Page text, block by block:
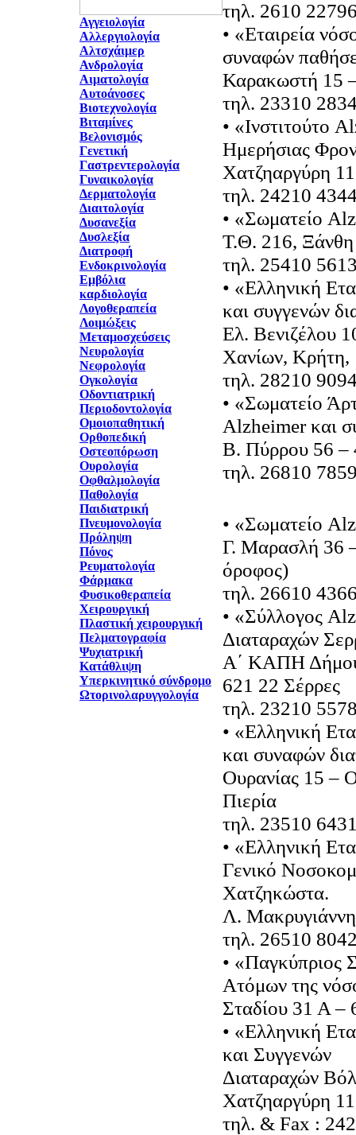
Αγγειολογία
Αλλεργιολογία
Αλτσχάιμερ
Ανδρολογία
Αιματολογία
Αυτοάνοσες
Βιοτεχνολογία
Βιταμίνες
Βελονισμός
Γενετική
Γαστρεντερολογία
Γυναικολογία
Δερματολογία
Διαιτολογία
Δυσανεξία
Δυσλεξία
Διατροφή
Ενδοκρινολογία
Εμβόλια
καρδιολογία
Λογοθεραπεία
Λοιμώξεις
Μεταμοσχεύσεις
Νευρολογία
Νεφρολογία
Ογκολογία
Οδοντιατρική
Περιοδοντολογία
Ομοιοπαθητική
Ορθοπεδική
Οστεοπόρωση
Ουρολογία
Οφθαλμολογία
Παθολογία
Παιδιατρική
Πνευμονολογία
Πρόληψη
Πόνος
Ρευματολογία
Φάρμακα
Φυσικοθεραπεία
Χειρουργική
Πλαστική χειρουργική
Πελματογραφία
Ψυχιατρική
Κατάθλιψη
Υπερκινητικό σύνδρομο
Ωτορινολαρυγγολογία
τηλ. 2610
• «Εταιρεία
συναφών
Καρακωστή 15
τηλ. 23310
• «Ινστιτούτο
Ημερήσιας
Χατζηαργύρη
τηλ. 24210
• «Σωματείο
Τ.Θ. 216,
τηλ. 25410
• «Ελληνική
και συγγενών
Ελ. Βενιζέλου
Χανίων, Κρήτη,
τηλ. 28210
• «Σωματείο
Alzheimer και
Β. Πύρρου 56 –
τηλ. 26810
• «Σωματείο
Γ. Μαρασλή 36
όροφος)
τηλ. 26610
• «Σύλλογος
Διαταραχών
Α΄ ΚΑΠΗ
621 22 Σέρρες
τηλ. 23210
• «Ελληνική
και συναφών
Ουρανίας 15 –
Πιερία
τηλ. 23510
• «Ελληνική
Γενικό
Χατζηκώστα.
Λ.
τηλ. 26510
• «Παγκύπριος
Ατόμων της
Σταδίου 31 Α
• «Ελληνική
και Συγγενών
Διαταραχών
Χατζηαργύρη
τηλ. & Fax :